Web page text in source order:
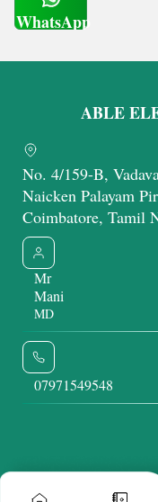
WhatsApp
ABLE
No. 4/159-B,
Naicken Palayam
Coimbatore, Tamil
Mr
Mani
MD
07971549548